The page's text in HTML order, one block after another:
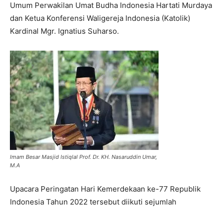
Umum Perwakilan Umat Budha Indonesia Hartati Murdaya
dan Ketua Konferensi Waligereja Indonesia (Katolik)
Kardinal Mgr. Ignatius Suharso.
Imam Besar Masjid Istiqlal Prof. Dr. KH. Nasaruddin Umar,
M.A
Upacara Peringatan Hari Kemerdekaan ke-77 Republik
Indonesia Tahun 2022 tersebut diikuti sejumlah